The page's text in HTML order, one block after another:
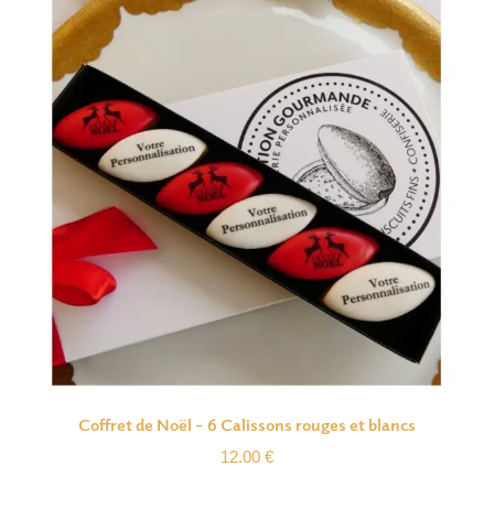
Coffret de Noël – 6 Calissons rouges et blancs
12.00 €